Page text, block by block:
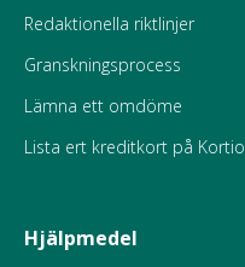
Redaktionella riktlinjer
Granskningsprocess
Lämna ett omdöme
Lista ert kreditkort på Kortio
Hjälpmedel